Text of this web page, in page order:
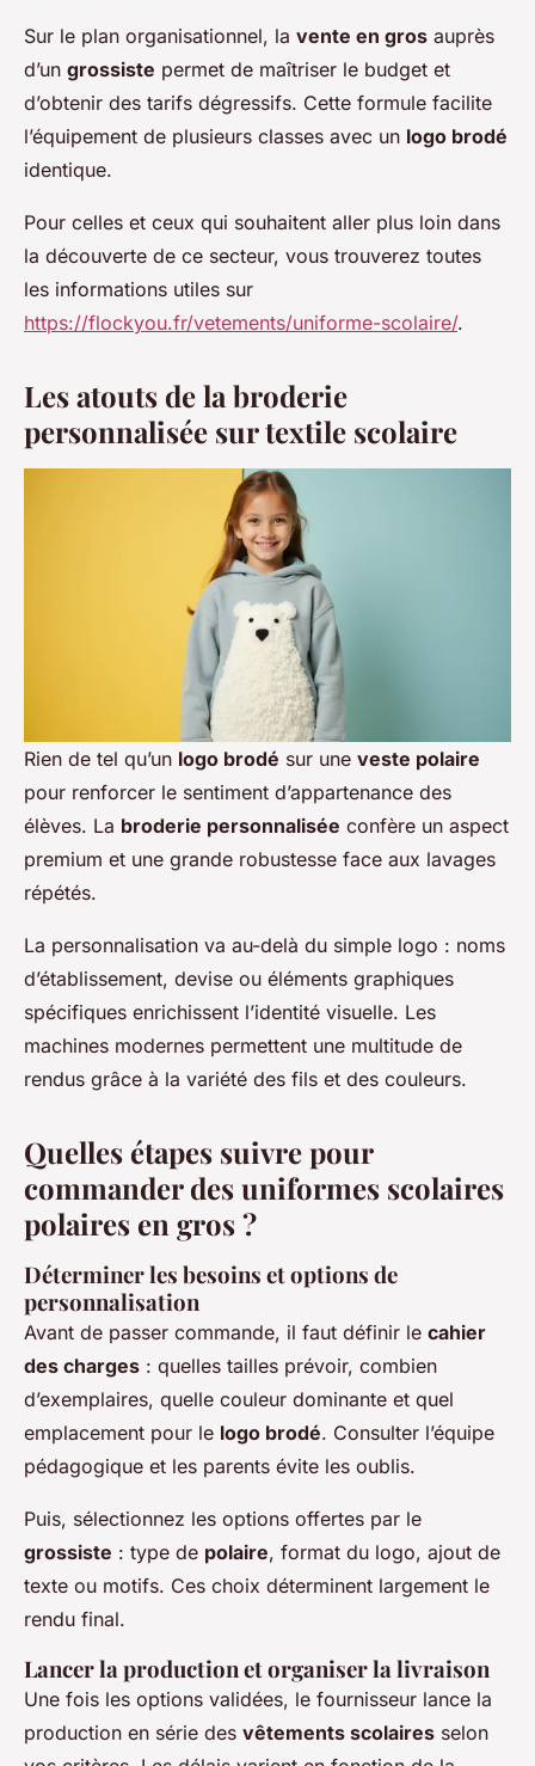
Sur le plan organisationnel, la vente en gros auprès
d’un grossiste permet de maîtriser le budget et
d’obtenir des tarifs dégressifs. Cette formule facilite
l’équipement de plusieurs classes avec un logo brodé
identique.
Pour celles et ceux qui souhaitent aller plus loin dans
la découverte de ce secteur, vous trouverez toutes
les informations utiles sur
https://flockyou.fr/vetements/uniforme-scolaire/.
Les atouts de la broderie
personnalisée sur textile scolaire
Rien de tel qu’un logo brodé sur une veste polaire
pour renforcer le sentiment d’appartenance des
élèves. La broderie personnalisée confère un aspect
premium et une grande robustesse face aux lavages
répétés.
La personnalisation va au-delà du simple logo : noms
d’établissement, devise ou éléments graphiques
spécifiques enrichissent l’identité visuelle. Les
machines modernes permettent une multitude de
rendus grâce à la variété des fils et des couleurs.
Quelles étapes suivre pour
commander des uniformes scolaires
polaires en gros ?
Déterminer les besoins et options de
personnalisation
Avant de passer commande, il faut définir le cahier
des charges : quelles tailles prévoir, combien
d’exemplaires, quelle couleur dominante et quel
emplacement pour le logo brodé. Consulter l’équipe
pédagogique et les parents évite les oublis.
Puis, sélectionnez les options offertes par le
grossiste : type de polaire, format du logo, ajout de
texte ou motifs. Ces choix déterminent largement le
rendu final.
Lancer la production et organiser la livraison
Une fois les options validées, le fournisseur lance la
production en série des vêtements scolaires selon